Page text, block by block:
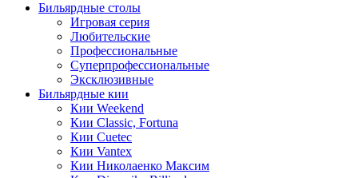
Бильярдные столы
Игровая серия
Любительские
Профессиональные
Суперпрофессиональные
Эксклюзивные
Бильярдные кии
Кии Weekend
Кии Classic, Fortuna
Кии Cuetec
Кии Vantex
Кии Николаенко Максим